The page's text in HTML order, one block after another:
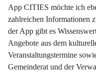
App CITIES möchte ich
zahlreichen Informationen
der App gibt es
Angebote aus dem
Veranstaltungstermine
Gemeinderat und der